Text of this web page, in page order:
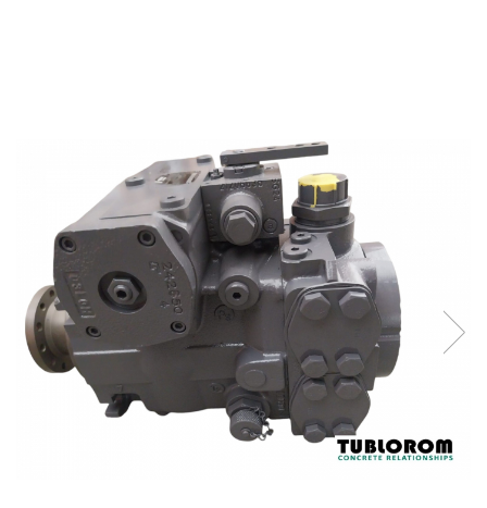
POMPE STATIONARE SCHWING
PIESE MALAXOARE BHS-
SONTHOFEN
PIESE POMPE CIFA
PIESE PUTZMEISTER
PIESE WAITZNGER
STATII DE BETOANE LIEBHERR
STATII DE BETOANE STETTER